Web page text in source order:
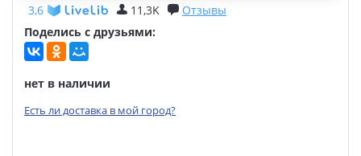
3,6 11,3K
Отзывы
Поделись с друзьями:
нет в наличии
Есть ли доставка в мой город?